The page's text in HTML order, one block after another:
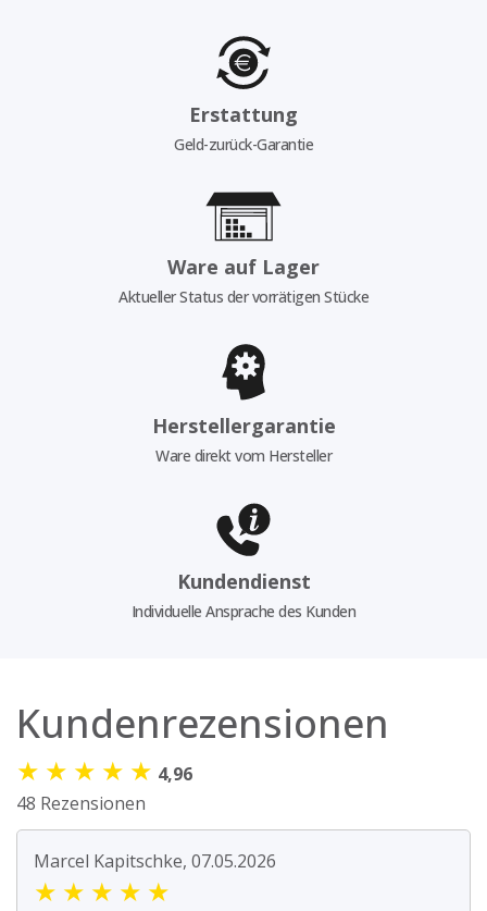
Erstattung
Geld-zurück-Garantie
Ware auf Lager
Aktueller Status der vorrätigen Stücke
Herstellergarantie
Ware direkt vom Hersteller
Kundendienst
Individuelle Ansprache des Kunden
Kundenrezensionen
★ ★ ★ ★ ★ 4,96
48 Rezensionen
Marcel Kapitschke, 07.05.2026
★ ★ ★ ★ ★